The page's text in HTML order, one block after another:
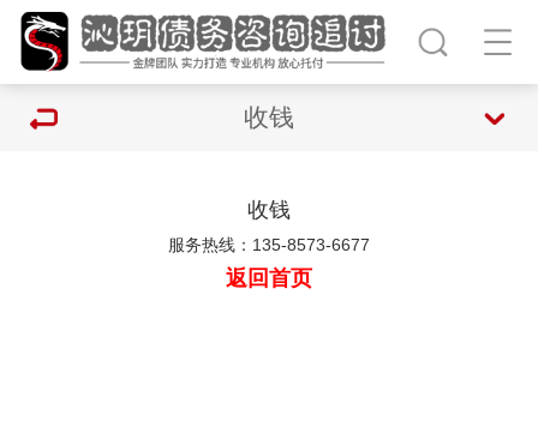
收钱
收钱
服务热线：135-8573-6677
返回首页